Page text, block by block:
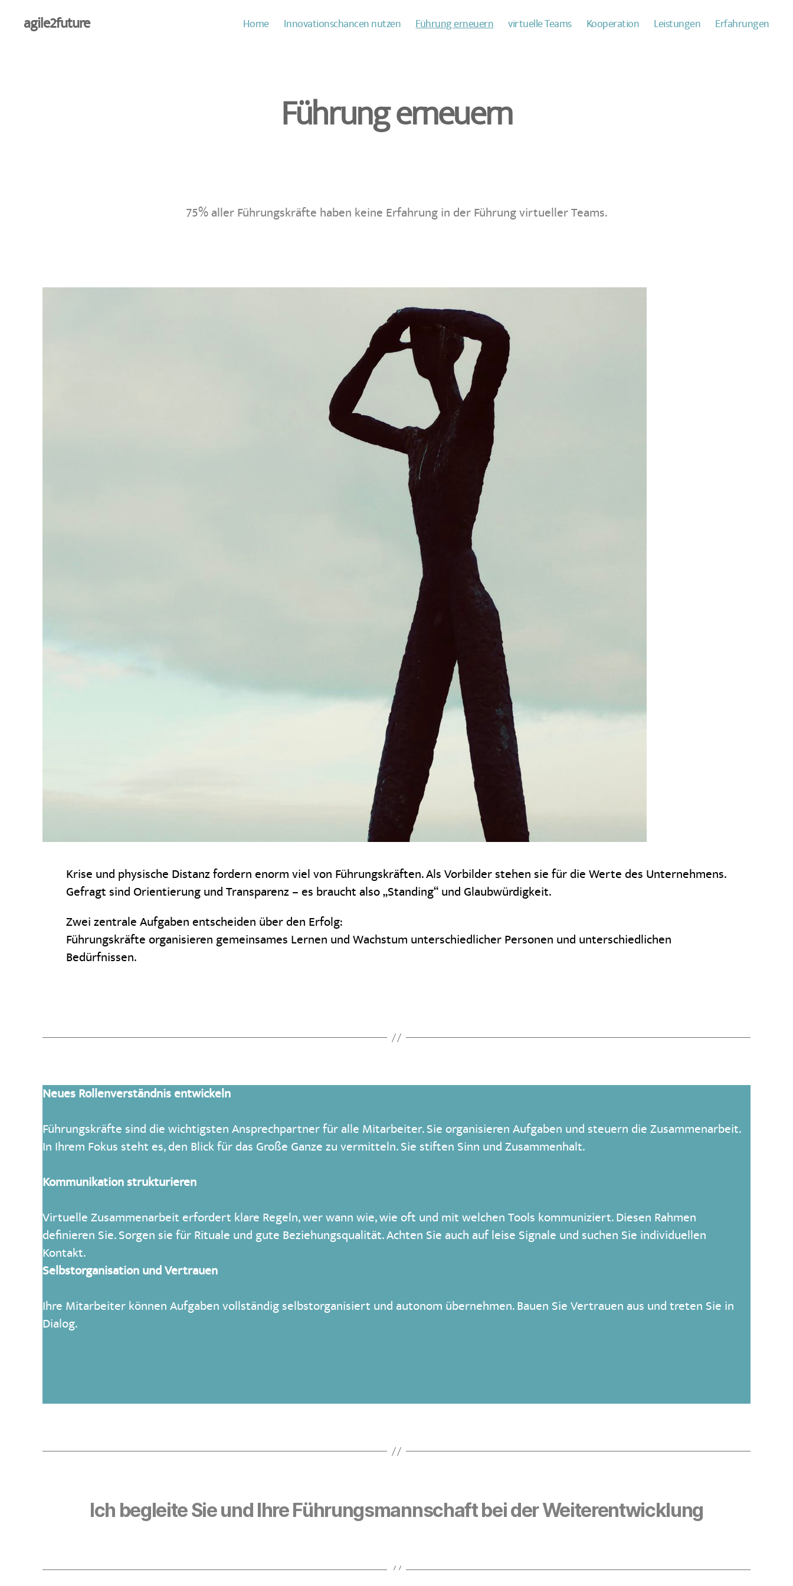
agile2future Home Innovationschancen nutzen Führung erneuern virtuelle Teams Kooperation Leistungen Erfahrungen
Führung erneuern
75% aller Führungskräfte haben keine Erfahrung in der Führung virtueller Teams.
Krise und physische Distanz fordern enorm viel von Führungskräften. Als Vorbilder stehen sie für die Werte des Unternehmens.
Gefragt sind Orientierung und Transparenz – es braucht also „Standing“ und Glaubwürdigkeit.
Zwei zentrale Aufgaben entscheiden über den Erfolg:
Führungskräfte organisieren gemeinsames Lernen und Wachstum unterschiedlicher Personen und unterschiedlichen
Bedürfnissen.
Neues Rollenverständnis entwickeln
Führungskräfte sind die wichtigsten Ansprechpartner für alle Mitarbeiter. Sie organisieren Aufgaben und steuern die Zusammenarbeit.
In Ihrem Fokus steht es, den Blick für das Große Ganze zu vermitteln. Sie stiften Sinn und Zusammenhalt.
Kommunikation strukturieren
Virtuelle Zusammenarbeit erfordert klare Regeln, wer wann wie, wie oft und mit welchen Tools kommuniziert. Diesen Rahmen
definieren Sie. Sorgen sie für Rituale und gute Beziehungsqualität. Achten Sie auch auf leise Signale und suchen Sie individuellen
Kontakt.
Selbstorganisation und Vertrauen
Ihre Mitarbeiter können Aufgaben vollständig selbstorganisiert und autonom übernehmen. Bauen Sie Vertrauen aus und treten Sie in
Dialog.
Ich begleite Sie und Ihre Führungsmannschaft bei der Weiterentwicklung